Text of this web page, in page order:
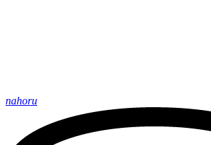
nahoru